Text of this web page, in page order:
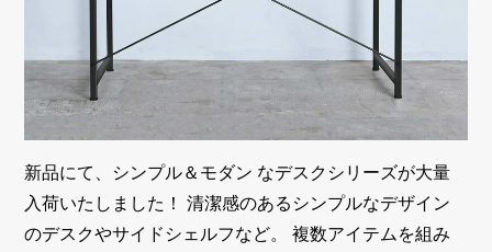
新品にて、シンプル＆モダン なデスクシリーズが大量
入荷いたしました！ 清潔感のあるシンプルなデザイン
のデスクやサイドシェルフなど。 複数アイテムを組み